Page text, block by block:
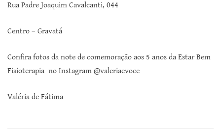
Rua Padre Joaquim Cavalcanti, 044
Centro – Gravatá
Confira fotos da note de comemoração aos 5 anos da Estar Bem
Fisioterapia no Instagram @valeriaevoce
Valéria de Fátima